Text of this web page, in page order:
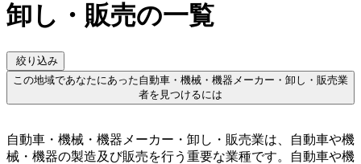
卸し・販売の一覧
絞り込み
この地域であなたにあった自動車・機械・機器メーカー・卸し・販売業
者を見つけるには
自動車・機械・機器メーカー・卸し・販売業は、自動車や機
械・機器の製造及び販売を行う重要な業種です。自動車や機